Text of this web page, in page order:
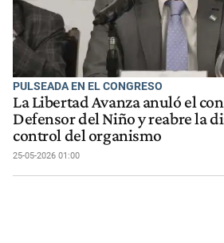
PULSEADA EN EL CONGRESO
La Libertad Avanza anuló el
Defensor del Niño y reabre la
control del organismo
25-05-2026 01:00